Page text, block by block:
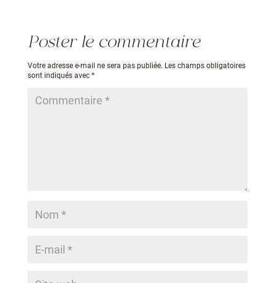
Poster le commentaire
Votre adresse e-mail ne sera pas publiée. Les champs obligatoires
sont indiqués avec *